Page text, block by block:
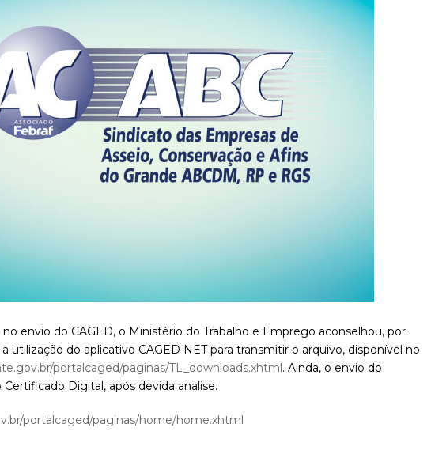
envio do CAGED, o Ministério do Trabalho e Emprego aconselhou, por
utilização do aplicativo CAGED NET para transmitir o arquivo, disponível no
portalcaged/paginas/TL_downloads.xhtml . Ainda, o envio do
Digital, após devida analise.
portalcaged/paginas/home/home.xhtml